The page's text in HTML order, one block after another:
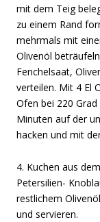
mit dem Teig
zu einem Rand
mehrmals mit
Olivenöl
Fenchelsaat,
verteilen. Mit 4 El
Ofen bei 220
Minuten auf der
hacken und mit
4. Kuchen aus
Petersilien-
restlichem
und servieren.